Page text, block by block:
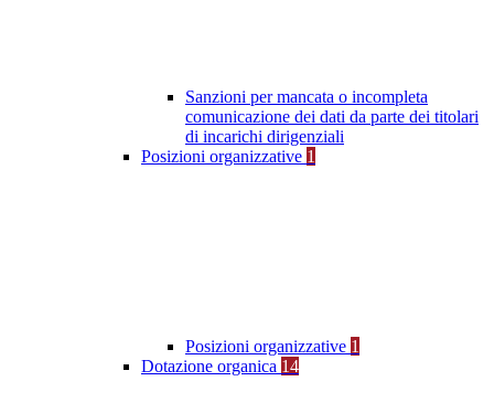
Sanzioni per mancata o incompleta
comunicazione dei dati da parte dei titolari
di incarichi dirigenziali
Posizioni organizzative 1
Posizioni organizzative 1
Dotazione organica 14